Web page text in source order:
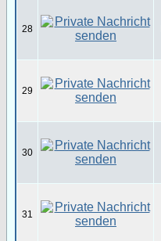
28
29
30
31